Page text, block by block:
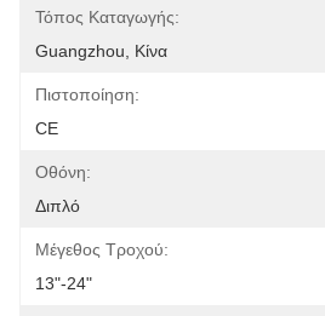
Τόπος Καταγωγής:
Guangzhou, Κίνα
Πιστοποίηση:
CE
Οθόνη:
Διπλό
Μέγεθος Τροχού:
13"-24"